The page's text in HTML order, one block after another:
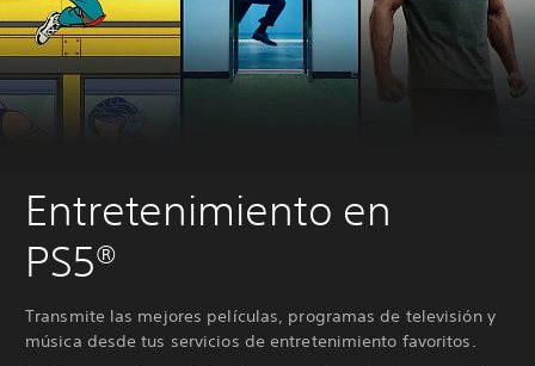
Entretenimiento en
PS5®
Transmite las mejores películas, programas de televisión y
música desde tus servicios de entretenimiento favoritos.